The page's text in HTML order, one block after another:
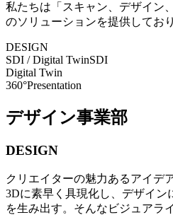
私たちは「スキャン、デザイン
のソリューションを提供してお
DESIGN
SDI / Digital TwinSDI
Digital Twin
360°Presentation
デザイン事業部
DESIGN
クリエイターの魅力あるアイデ
3Dに素早く具現化し、デザイン
を生み出す。そんなビジュアラ